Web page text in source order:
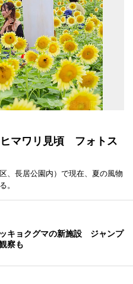
マワリ見頃 フォトス
、長居公園内）で現在、夏の風物
。
キョクグマの新施設 ジャンプ
察も